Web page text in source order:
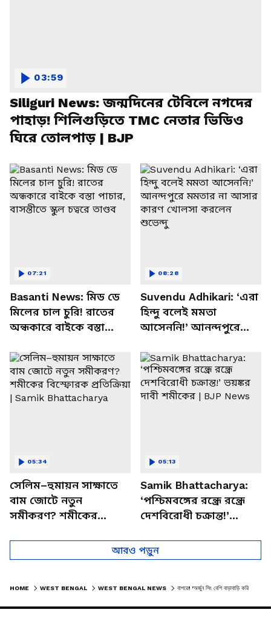
Siliguri News: জন্মদিনের টেবিলে নগদের
পাহাড়! শিলিগুড়িতে TMC নেতার ভিডিও
ঘিরে তোলপাড় | BJP
03:59
Basanti News: মিড ডে
মিলের চাল চুরি! রাতের
অন্ধকারে বাইকে বস্তা
চত্বরে তাণ্ডব
07:21
Suvendu Adhikari: ‘এরা
হিন্দু বলেই মমতা
আসেননি!’ আনন্দপুরে
খোলসা করলেন শুভেন্দু
08:28
সেলিম–হুমায়ন সাক্ষাতে
বাম জোটে নতুন
সমীকরণ? শমীকের
Samik Bhattacharya
05:34
Samik Bhattacharya:
‘পশ্চিমবঙ্গের রন্ধ্রে রন্ধ্রে
দেশবিরোধী চক্রান্ত!’
BJP News
05:13
আরও পড়ুন
HOME WEST BENGAL WEST BENGAL NEWS